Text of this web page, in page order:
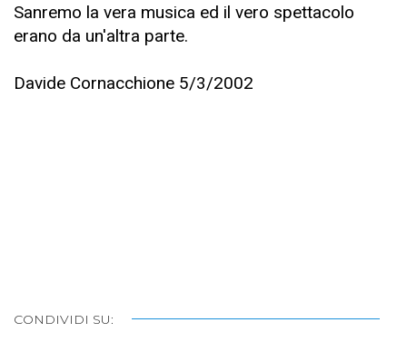
Sanremo la vera musica ed il vero spettacolo
erano da un'altra parte.
Davide Cornacchione 5/3/2002
CONDIVIDI SU: